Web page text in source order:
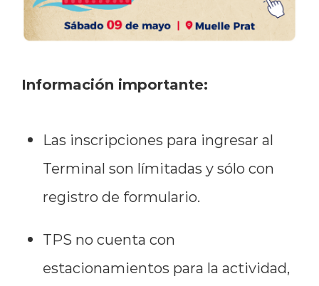
Información importante:
Las inscripciones para ingresar al
Terminal son límitadas y sólo con
registro de formulario.
TPS no cuenta con
estacionamientos para la actividad,